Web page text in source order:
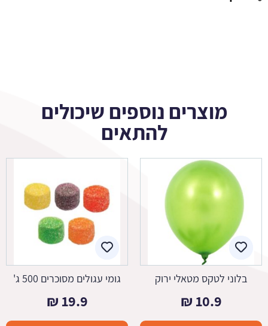
מוצרים נוספים שיכולים
להתאים
בלוני לטקס מטאלי ירוק
10.9
₪
גומי עגולים מסוכרים 500 ג'
19.9
₪